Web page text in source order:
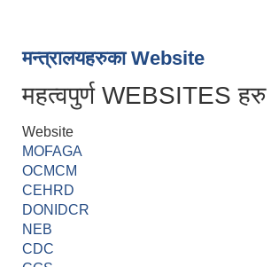
मन्त्रालयहरुका Website
महत्वपुर्ण WEBSITES हरु
Website
MOFAGA
OCMCM
CEHRD
DONIDCR
NEB
CDC